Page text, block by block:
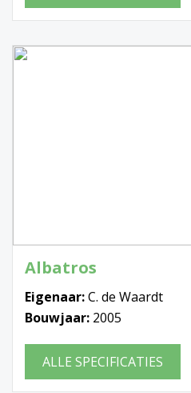
Albatros
Eigenaar:C. de Waardt
Bouwjaar: 2005
ALLE SPECIFICATIES